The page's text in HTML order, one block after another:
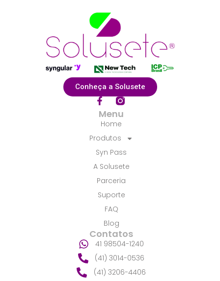
Conheça a Solusete
F
a
c
e
b
o
k
-
f
Menu
Home
Produtos
Syn Pass
A Solusete
Parceria
Suporte
FAQ
Blog
Contatos
41 98504-1240
(41) 3014-0536
(41) 3206-4406